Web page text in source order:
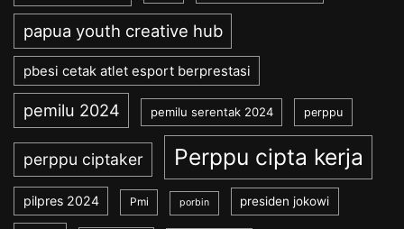
papua youth creative hub
pbesi cetak atlet esport berprestasi
pemilu 2024 pemilu serentak 2024 perppu
perppu ciptaker Perppu cipta kerja
pilpres 2024 Pmi porbin presiden jokowi